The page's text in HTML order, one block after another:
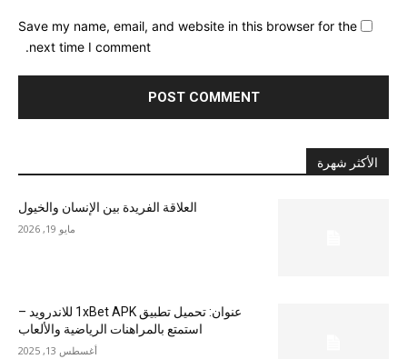
Save my name, email, and website in this browser for the
next time I comment.
الأكثر شهرة
العلاقة الفريدة بين الإنسان والخيول
مايو 19, 2026
عنوان: تحميل تطبيق 1xBet APK للاندرويد –
استمتع بالمراهنات الرياضية والألعاب
أغسطس 13, 2025